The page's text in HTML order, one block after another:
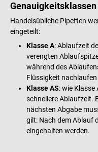
Handelsübliche Pipetten
eingeteilt:
Klasse A: Ablaufzeit
verengten
während des
Flüssigkeit nachlaufen
Klasse AS: wie
schnellere Ablaufzeit.
nächsten Abgabe
gilt: Nach dem Ablauf
eingehalten werden.